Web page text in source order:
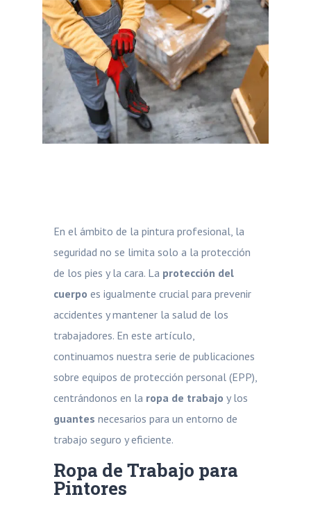
En el ámbito de la pintura profesional, la
seguridad no se limita solo a la protección
de los pies y la cara. La protección del
cuerpo es igualmente crucial para prevenir
accidentes y mantener la salud de los
trabajadores. En este artículo,
continuamos nuestra serie de publicaciones
sobre equipos de protección personal (EPP),
centrándonos en la ropa de trabajo y los
guantes necesarios para un entorno de
trabajo seguro y eficiente.
Ropa de Trabajo para
Pintores